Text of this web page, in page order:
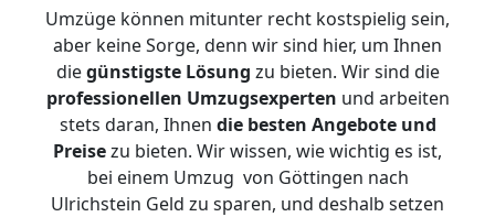
Umzüge können mitunter recht kostspielig sein,
aber keine Sorge, denn wir sind hier, um Ihnen
diegünstigste Lösung zu bieten. Wir sind die
professionellen Umzugsexperten und arbeiten
stets daran, Ihnen die besten Angebote und
Preisezu bieten. Wir wissen, wie wichtig es ist,
bei einem Umzug von Göttingen nach
Ulrichstein Geld zu sparen, und deshalb setzen